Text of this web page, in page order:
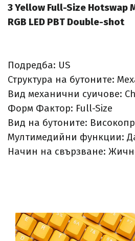
3 Yellow Full-Size Hotswap
RGB LED PBT Double-shot
Подредба: US
Структура на бутоните:
Вид механични суичове:
Форм Фактор: Full-Size
Вид на бутоните:
Мултимедийни функции:
Начин на свързване: